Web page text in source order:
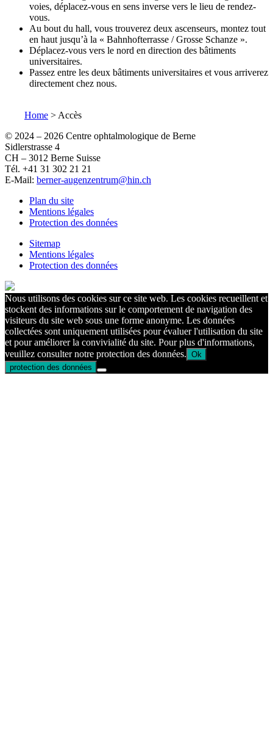
voies, déplacez-vous en sens inverse vers le lieu de rendez-
vous.
Au bout du hall, vous trouverez deux ascenseurs, montez tout
en haut jusqu’à la « Bahnhofterrasse / Grosse Schanze ».
Déplacez-vous vers le nord en direction des bâtiments
universitaires.
Passez entre les deux bâtiments universitaires et vous arriverez
directement chez nous.
Home > Accès
© 2024 – 2026 Centre ophtalmologique de Berne
Sidlerstrasse 4
CH – 3012 Berne Suisse
Tél. +41 31 302 21 21
E-Mail: berner-augenzentrum@hin.ch
Plan du site
Mentions légales
Protection des données
Sitemap
Mentions légales
Protection des données
Nous utilisons des cookies sur ce site web. Les cookies recueillent et
stockent des informations sur le comportement de navigation des
visiteurs du site web sous une forme anonyme. Les données
collectées sont uniquement utilisées pour évaluer l'utilisation du site
et pour améliorer la convivialité du site. Pour plus d'informations,
veuillez consulter notre protection des données. Ok
protection des données